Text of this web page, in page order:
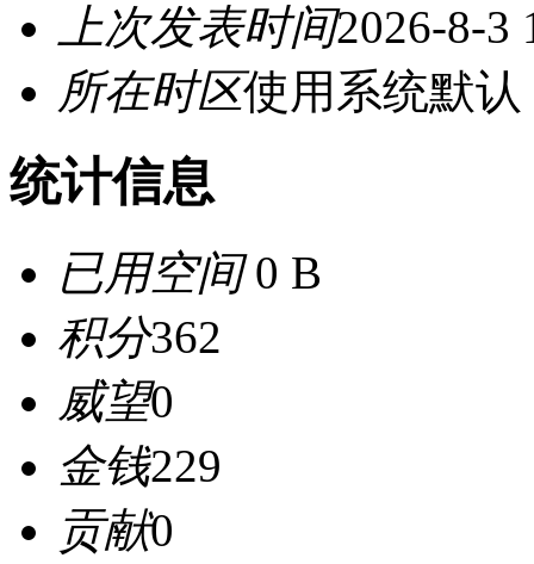
上次发表时间2026-8-3
所在时区使用系统默认
统计信息
已用空间0 B
积分362
威望0
金钱229
贡献0